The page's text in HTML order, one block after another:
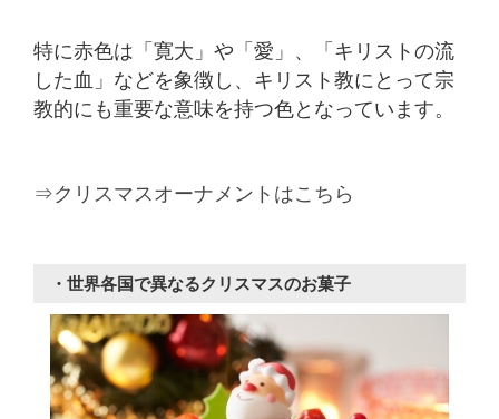
特に赤色は「寛大」や「愛」、「キリストの流
した血」などを象徴し、キリスト教にとって宗
教的にも重要な意味を持つ色となっています。
⇒クリスマスオーナメントはこちら
・世界各国で異なるクリスマスのお菓子